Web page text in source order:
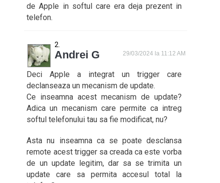
de Apple in softul care era deja prezent in
telefon.
Andrei G 29/03/2024 la 11:12 AM
Deci Apple a integrat un trigger care
declanseaza un mecanism de update.
Ce inseamna acest mecanism de update?
Adica un mecanism care permite ca intreg
softul telefonului tau sa fie modificat, nu?
Asta nu inseamna ca se poate desclansa
remote acest trigger sa creada ca este vorba
de un update legitim, dar sa se trimita un
update care sa permita accesul total la